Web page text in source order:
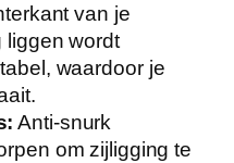
van je
liggen wordt
waardoor je
Anti-snurk
om zijligging te